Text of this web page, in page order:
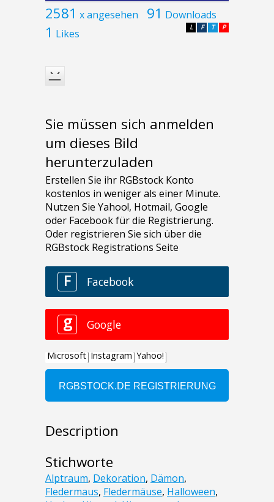
2581 x angesehen 91 Downloads
1 Likes P
T
F
L
Sie müssen sich anmelden
um dieses Bild
herunterzuladen
Description
Stichworte
Alptraum, Dekoration, Dämon,
Fledermaus, Fledermäuse, Halloween,